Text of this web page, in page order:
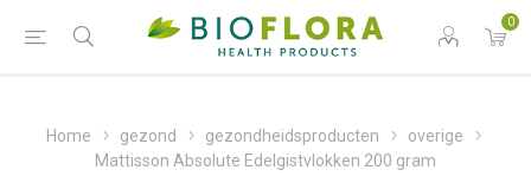
0
Home gezond gezondheidsproducten
overige
Mattisson Absolute Edelgistvlokken 200 gram